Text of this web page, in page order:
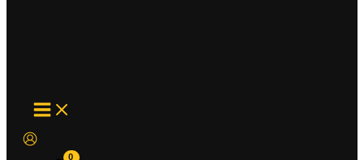
MAIN
MENU